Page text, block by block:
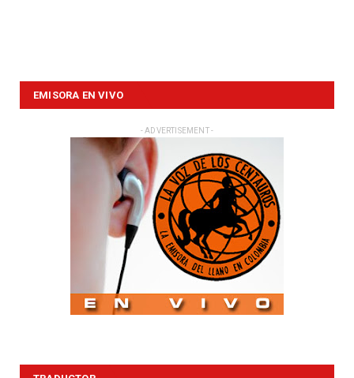
EMISORA EN VIVO
- ADVERTISEMENT -